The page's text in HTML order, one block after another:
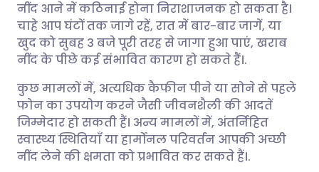
ईमेल के माध्यम से साझा करें
फेसबुक के माध्यम से साझा करें
लिंक्डइन के माध्यम से साझा
करें
X के माध्यम से साझा करें
🇬🇧 English 🇩🇪 Deutsch
🇪🇸 Español 🇫🇷 Français
🇮🇹 Italiano 🇵🇹
🇮🇳 हिन्दी 🇮🇱 עברית
नींद आने में कठिनाई होना निराशाजनक हो सकता है।
चाहे आप घंटों तक जागे रहें, रात में बार-बार जागें, या
खुद को सुबह 3 बजे पूरी तरह से जागा हुआ पाएं, खराब
नींद के पीछे कई संभावित कारण हो सकते हैं।.
कुछ मामलों में, अत्यधिक कैफीन पीने या सोने से पहले
फोन का उपयोग करने जैसी जीवनशैली की आदतें
जिम्मेदार हो सकती हैं। अन्य मामलों में, अंतर्निहित
स्वास्थ्य स्थितियाँ या हार्मोनल परिवर्तन आपकी अच्छी
नींद लेने की क्षमता को प्रभावित कर सकते हैं।.